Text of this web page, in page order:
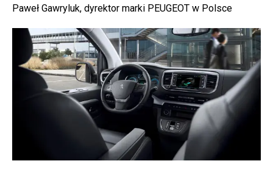
Paweł Gawryluk, dyrektor marki PEUGEOT w Polsce